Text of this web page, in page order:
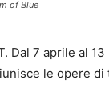
of Blue
Dal 7 aprile al
le opere